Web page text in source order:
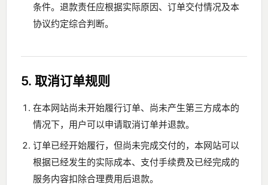
条件。退款责任应根据实际原因、订单交付情况及本
协议约定综合判断。
5. 取消订单规则
在本网站尚未开始履行订单、尚未产生第三方成本的
情况下，用户可以申请取消订单并退款。
订单已经开始履行，但尚未完成交付的，本网站可以
根据已经发生的实际成本、支付手续费及已经完成的
服务内容扣除合理费用后退款。